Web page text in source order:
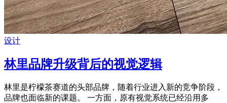
设计
林里品牌升级背后的视觉逻辑
林里是柠檬茶赛道的头部品牌，随着行业进入新的竞争阶段，
品牌也面临新的课题。 一方面，原有视觉系统已经沿用多